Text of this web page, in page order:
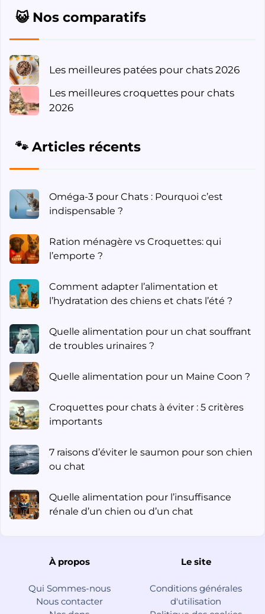
😺 Nos comparatifs
Les meilleures patées pour chats 2026
Les meilleures croquettes pour chats
2026
🐾 Articles récents
Oméga-3 pour Chats : Pourquoi c’est
indispensable ?
Ration ménagère vs Croquettes: qui
l’emporte ?
Comment adapter l’alimentation et
l’hydratation des chiens et chats l’été ?
Quelle alimentation pour un chat souffrant
de troubles urinaires ?
Quelle alimentation pour un Maine Coon ?
Croquettes pour chats à éviter : 5 critères
importants
7 raisons d’éviter le saumon pour son chien
ou chat
Quelle alimentation pour l’insuffisance
rénale d’un chien ou d’un chat
À propos
Qui Sommes-nous
Nous contacter
Le site
Conditions générales
d'utilisation